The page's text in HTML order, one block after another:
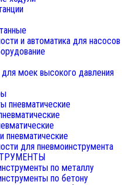
и автоматика для насосов
моек высокого давления
пневматические
пневматические
для пневмоинструмента
по металлу
по бетону